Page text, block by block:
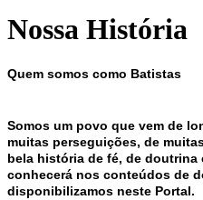
Nossa História
Quem somos como Batistas
Somos um povo que vem de
muitas perseguições, de
bela história de fé, de doutrina
conhecerá nos conteúdos de
disponibilizamos neste Portal.